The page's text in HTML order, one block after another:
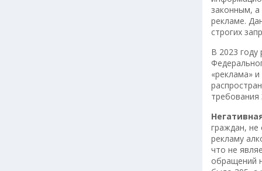
законным,
рекламе.
строгих
В 2023 году
«реклама»
требования
граждан, не
рекламу
что не
обращений